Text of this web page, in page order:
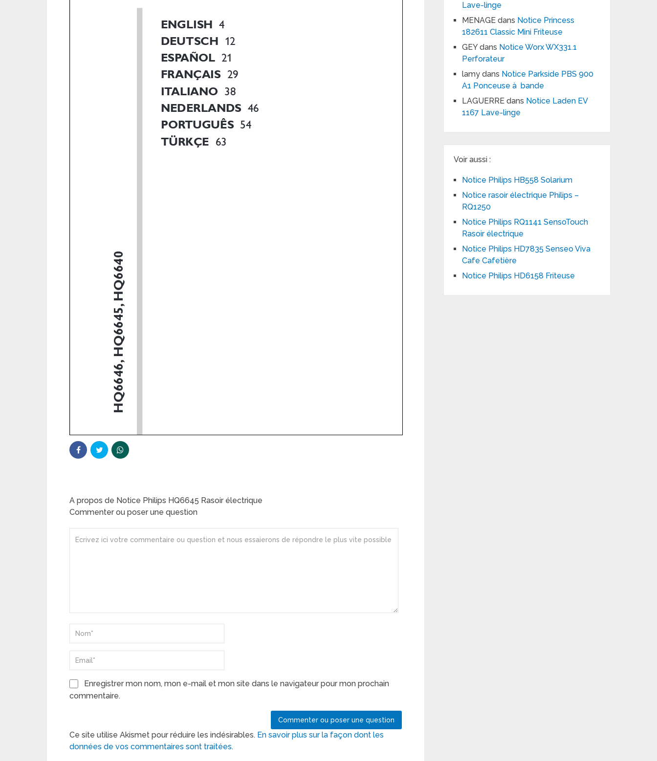
A propos de Notice Philips HQ6645 Rasoir électrique
Commenter ou poser une question
Enregistrer mon nom, mon e-mail et mon site dans le navigateur pour mon prochain
commentaire.
Ce site utilise Akismet pour réduire les indésirables. En savoir plus sur la façon dont les
données de vos commentaires sont traitées.
Lave-linge
MENAGE dans Notice Princess
182611 Classic Mini Friteuse
GEYdans Notice Worx WX331.1
Perforateur
lamy dans Notice Parkside PBS 900
A1 Ponceuse à bande
LAGUERRE dans Notice Laden EV
1167 Lave-linge
Voir aussi :
Notice Philips HB558 Solarium
Notice rasoir électrique Philips –
RQ1250
Notice Philips RQ1141 SensoTouch
Rasoir électrique
Notice Philips HD7835 Senseo Viva
Cafe Cafetière
Notice Philips HD6158 Friteuse